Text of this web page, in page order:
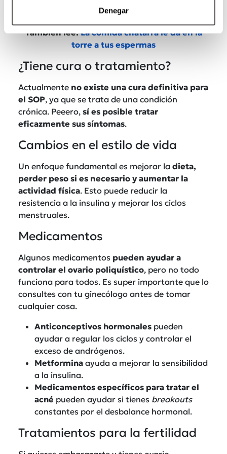
Denegar
También lee:La comida chatarra le da en la
torre a tus espermas
¿Tiene cura o tratamiento?
Actualmente no existe una cura definitiva para
el SOP, ya que se trata de una condición
crónica. Peeero, sí es posible tratar
eficazmente sus síntomas.
Cambios en el estilo de vida
Un enfoque fundamental es mejorar la dieta,
perder peso si es necesario y aumentar la
actividad física. Esto puede reducir la
resistencia a la insulina y mejorar los ciclos
menstruales.
Medicamentos
Algunos medicamentos pueden ayudar a
controlar el ovario poliquístico, pero no todo
funciona para todos. Es super importante que lo
consultes con tu ginecólogo antes de tomar
cualquier cosa.
Anticonceptivos hormonales pueden
ayudar a regular los ciclos y controlar el
exceso de andrógenos.
Metformina ayuda a mejorar la sensibilidad
a la insulina.
Medicamentos específicos para tratar el
acné pueden ayudar si tienes breakouts
constantes por el desbalance hormonal.
Tratamientos para la fertilidad